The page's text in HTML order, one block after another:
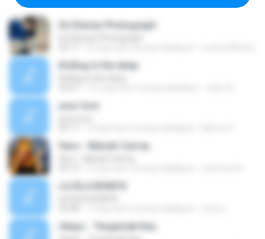
Ed Sheran Photograph
Rolling in the deep
your love
Hero - Mariah Carrey
Ukays - Tergamak Kau